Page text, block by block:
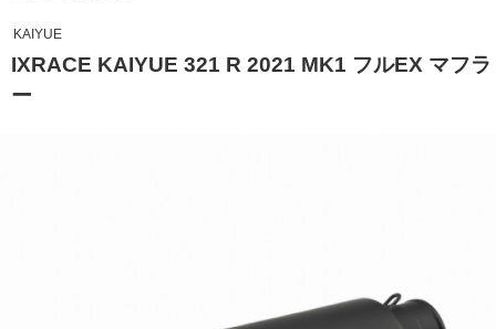
KAIYUE
IXRACE KAIYUE 321 R 2021 MK1 フルEX マフラ
ー